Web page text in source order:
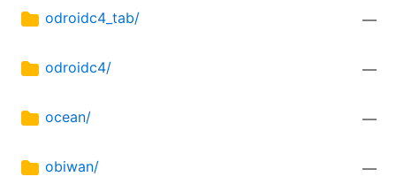
odroidc4_tab/ —
odroidc4/ —
ocean/ —
obiwan/ —